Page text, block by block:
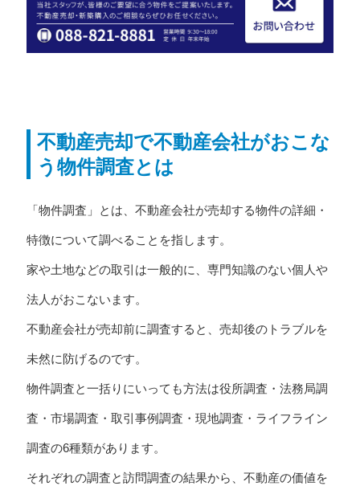
不動産売却で不動産会社がおこな
う物件調査とは
「物件調査」とは、不動産会社が売却する物件の詳細・
特徴について調べることを指します。
家や土地などの取引は一般的に、専門知識のない個人や
法人がおこないます。
不動産会社が売却前に調査すると、売却後のトラブルを
未然に防げるのです。
物件調査と一括りにいっても方法は役所調査・法務局調
査・市場調査・取引事例調査・現地調査・ライフライン
調査の6種類があります。
それぞれの調査と訪問調査の結果から、不動産の価値を